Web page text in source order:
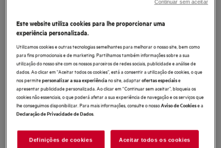
AS52CB18SH
Aspirador vertical 5000 de 45 min
de autonomia
4.6 (49)
Benefícios
O Aspirador Vertical série 5000 proporciona resultados eficazes, sempre.
Com o Aspirador Vertical 5000
A performance mantém-se à medida que o depósito do pó enche
Este website utiliza cookies para lhe proporcionar uma
experiência personalizada.
Utilizamos cookies e outras tecnologias semelhantes para melhorar o nosso site, bem como
para fins promocionais e de marketing. Partilhamos também informações sobre a sua
utilização do nosso site com os nossos parceiros de redes sociais, publicidade e análise de
dados. Ao clicar em "Aceitar todos os cookies”, está a consentir a utilização de cookies, o que
nos permitepersonalizar a sua experiênciano site, adaptarofertas especiaise
apresentar publicidade personalizada. Ao clicar em “Continuar sem aceitar”, bloqueia os
cookies não essenciais, o que poderá afetar a sua experiência de navegação e os serviços que
lhe conseguimos disponibilizar. Para mais informações, consulte o nossoAviso de Cookiese a
Declaração de Privacidade de Dados.
Definições de cookies Aceitar todos os cookies
Continuar sem aceitar